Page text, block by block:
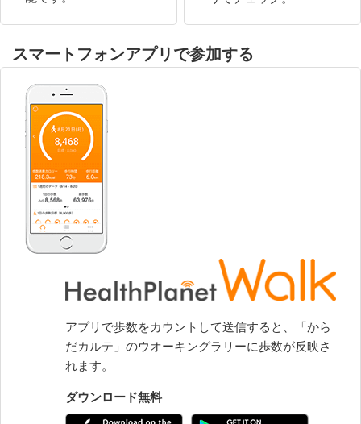
スマートフォンアプリで参加する
アプリで歩数をカウントして送信すると、「から
だカルテ」のウオーキングラリーに歩数が反映さ
れます。
ダウンロード無料